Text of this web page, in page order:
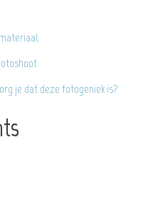
je dat deze fotogeniek is?